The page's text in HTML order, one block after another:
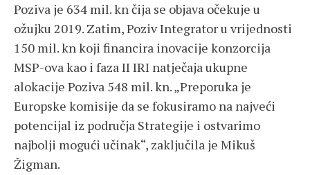
Poziva je 634 mil. kn čija se objava očekuje u
ožujku 2019. Zatim, Poziv Integrator u vrijednosti
150 mil. kn koji financira inovacije konzorcija
MSP-ova kao i faza II IRI natječaja ukupne
alokacije Poziva 548 mil. kn. „Preporuka je
Europske komisije da se fokusiramo na najveći
potencijal iz područja Strategije i ostvarimo
najbolji mogući učinak“, zaključila je Mikuš
Žigman.